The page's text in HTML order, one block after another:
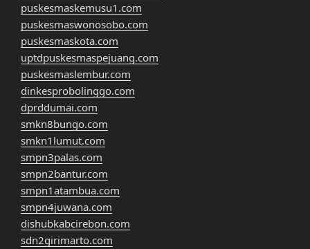
puskesmaskemusu1.com
puskesmaswonosobo.com
puskesmaskota.com
uptdpuskesmaspejuang.com
puskesmaslembur.com
dinkesprobolinggo.com
dprddumai.com
smkn8bungo.com
smkn1lumut.com
smpn3palas.com
smpn2bantur.com
smpn1atambua.com
smpn4juwana.com
dishubkabcirebon.com
sdn2girimarto.com